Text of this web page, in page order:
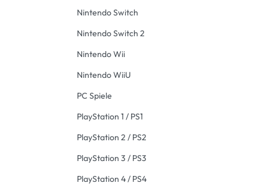
Nintendo Switch
Nintendo Switch 2
Nintendo Wii
Nintendo WiiU
PC Spiele
PlayStation 1 / PS1
PlayStation 2 / PS2
PlayStation 3 / PS3
PlayStation 4 / PS4